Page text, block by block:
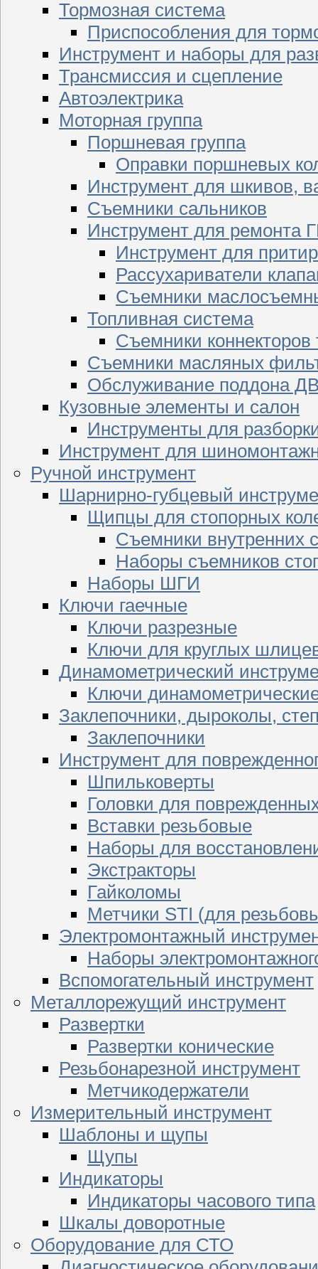
Тормозная система
Приспособления для
Инструмент и наборы для
Трансмиссия и сцепление
Автоэлектрика
Моторная группа
Поршневая группа
Оправки поршневых
Инструмент для шкивов,
Съемники сальников
Инструмент для ремонта
Инструмент для
Рассухариватели
Съемники
Топливная система
Съемники
Съемники масляных
Обслуживание поддона
Кузовные элементы и салон
Инструменты для
Инструмент для
Ручной инструмент
Шарнирно-губцевый
Щипцы для стопорных
Съемники внутренних
Наборы съемников
Наборы ШГИ
Ключи гаечные
Ключи разрезные
Ключи для круглых
Динамометрический
Ключи
Заклепочники, дыроколы,
Заклепочники
Инструмент для
Шпильковерты
Головки для
Вставки резьбовые
Наборы для
Экстракторы
Гайколомы
Метчики STI (для
Электромонтажный
Наборы
Вспомогательный инструмент
Металлорежущий инструмент
Развертки
Развертки конические
Резьбонарезной инструмент
Метчикодержатели
Измерительный инструмент
Шаблоны и щупы
Щупы
Индикаторы
Индикаторы часового типа
Шкалы доворотные
Оборудование для СТО